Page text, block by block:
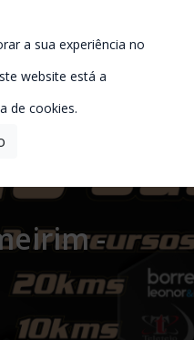
a sua experiência no
website está a
de cookies.
-